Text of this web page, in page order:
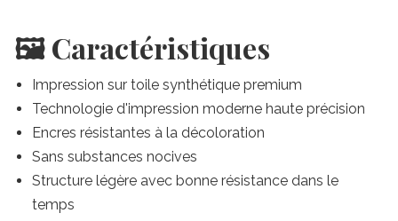
🖼️ Caractéristiques
Impression sur toile synthétique premium
Technologie d'impression moderne haute précision
Encres résistantes à la décoloration
Sans substances nocives
Structure légère avec bonne résistance dans le
temps